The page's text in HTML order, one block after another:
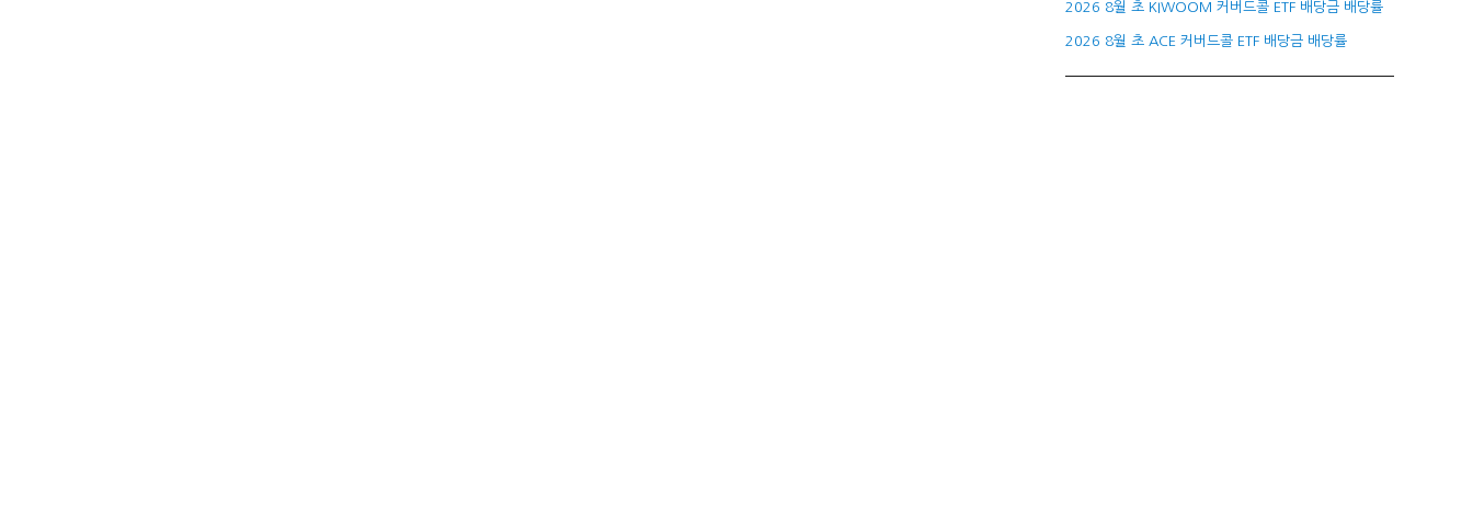
2026 8월 초 KIWOOM 커버드콜 ETF 배당금 배당률
2026 8월 초 ACE 커버드콜 ETF 배당금 배당률